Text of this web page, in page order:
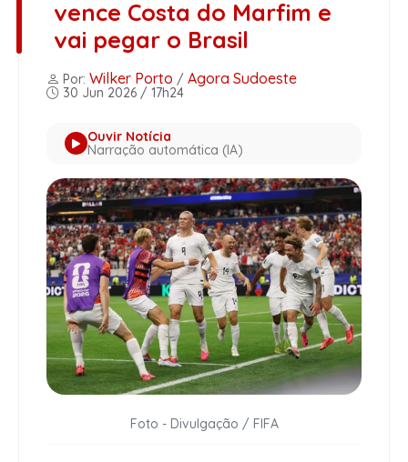
vence Costa do Marfim e
vai pegar o Brasil
Por: Wilker Porto / Agora Sudoeste
30 Jun 2026 / 17h24
Ouvir Notícia
Narração automática (IA)
Foto - Divulgação / FIFA